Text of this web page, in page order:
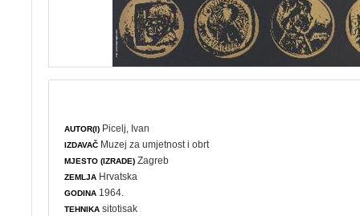
AUTOR(I) Picelj, Ivan
IZDAVAČ Muzej za umjetnost i obrt
MJESTO (IZRADE) Zagreb
ZEMLJA Hrvatska
GODINA 1964.
TEHNIKA sitotisak